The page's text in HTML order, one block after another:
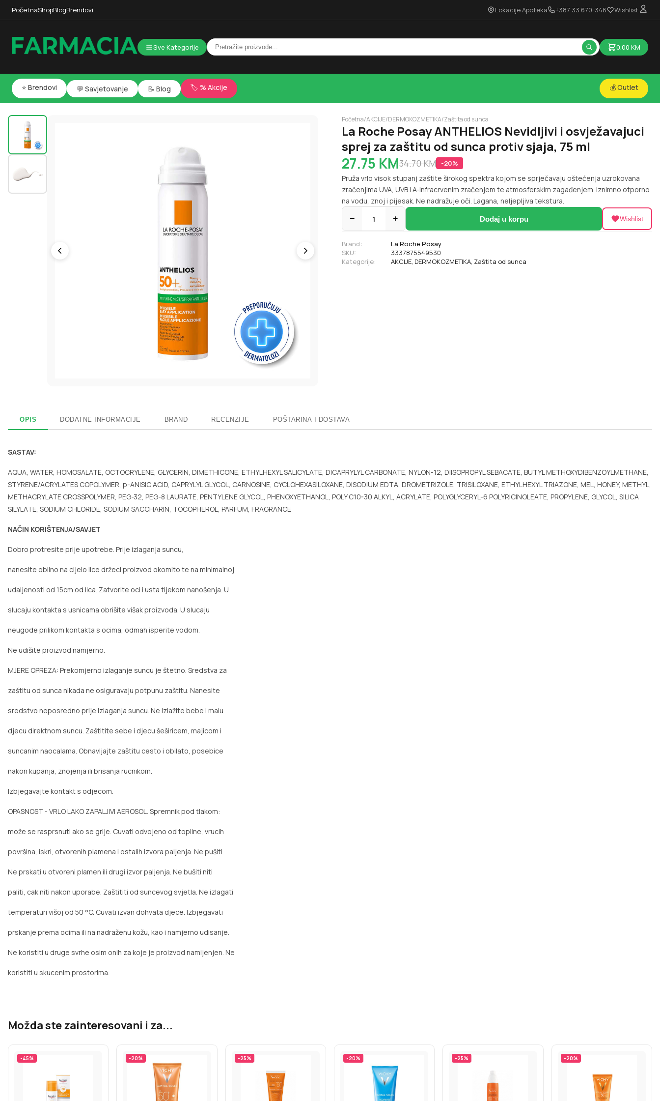
PočetnaShopBlogBrendovi Lokacije Apoteka +387 33 670-346 Wishlist
Sve Kategorije 0.00 KM
⭐ Brendovi 💬 Savjetovanje 📝 Blog 🏷️ % Akcije 💰 Outlet
Početna/AKCIJE/DERMOKOZMETIKA/Zaštita od sunca
La Roche Posay ANTHELIOS Nevidljivi i osvježavajuci
sprej za zaštitu od sunca protiv sjaja, 75 ml
27.75 KM34.70KM -20%
Pruža vrlo visok stupanj zaštite širokog spektra kojom se sprječavaju oštećenja uzrokovana
zračenjima UVA, UVB i A-infracrvenim zračenjem te atmosferskim zagađenjem. Iznimno otporno
na vodu, znoj i pijesak. Ne nadražuje oči. Lagana, neljepljiva tekstura.
− 1 + Dodaj u korpu Wishlist
Brand:
La Roche Posay
SKU:
3337875549530
Kategorije:
AKCIJE, DERMOKOZMETIKA, Zaštita od sunca
OPIS DODATNE INFORMACIJE BRAND RECENZIJE POŠTARINA I DOSTAVA
SASTAV:
AQUA, WATER, HOMOSALATE, OCTOCRYLENE, GLYCERIN, DIMETHICONE, ETHYLHEXYL SALICYLATE, DICAPRYLYL CARBONATE, NYLON-12, DIISOPROPYL SEBACATE, BUTYL METHOXYDIBENZOYLMETHANE,
STYRENE/ACRYLATES COPOLYMER, p-ANISIC ACID, CAPRYLYL GLYCOL, CARNOSINE, CYCLOHEXASILOXANE, DISODIUM EDTA, DROMETRIZOLE, TRISILOXANE, ETHYLHEXYL TRIAZONE, MEL, HONEY, METHYL,
METHACRYLATE CROSSPOLYMER, PEG-32, PEG-8 LAURATE, PENTYLENE GLYCOL, PHENOXYETHANOL, POLY C10-30 ALKYL, ACRYLATE, POLYGLYCERYL-6 POLYRICINOLEATE, PROPYLENE, GLYCOL, SILICA
SILYLATE, SODIUM CHLORIDE, SODIUM SACCHARIN, TOCOPHEROL, PARFUM, FRAGRANCE
NAČIN KORIŠTENJA/SAVJET
Dobro protresite prije upotrebe. Prije izlaganja suncu,
nanesite obilno na cijelo lice držeci proizvod okomito te na minimalnoj
udaljenosti od 15cm od lica. Zatvorite oci i usta tijekom nanošenja. U
slucaju kontakta s usnicama obrišite višak proizvoda. U slucaju
neugode prilikom kontakta s ocima, odmah isperite vodom.
Ne udišite proizvod namjerno.
MJERE OPREZA: Prekomjerno izlaganje suncu je štetno. Sredstva za
zaštitu od sunca nikada ne osiguravaju potpunu zaštitu. Nanesite
sredstvo neposredno prije izlaganja suncu. Ne izlažite bebe i malu
djecu direktnom suncu. Zaštitite sebe i djecu šeširicem, majicom i
suncanim naocalama. Obnavljajte zaštitu cesto i obilato, posebice
nakon kupanja, znojenja ili brisanja rucnikom.
Izbjegavajte kontakt s odjecom.
OPASNOST - VRLO LAKO ZAPALJIVI AEROSOL. Spremnik pod tlakom:
može se rasprsnuti ako se grije. Cuvati odvojeno od topline, vrucih
površina, iskri, otvorenih plamena i ostalih izvora paljenja. Ne pušiti.
Ne prskati u otvoreni plamen ili drugi izvor paljenja. Ne bušiti niti
paliti, cak niti nakon uporabe. Zaštititi od suncevog svjetla. Ne izlagati
temperaturi višoj od 50 °C. Cuvati izvan dohvata djece. Izbjegavati
prskanje prema ocima ili na nadraženu kožu, kao i namjerno udisanje.
Ne koristiti u druge svrhe osim onih za koje je proizvod namijenjen. Ne
koristiti u skucenim prostorima.
Možda ste zainteresovani i za...
-45% -20% -25% -20% -25% -20%